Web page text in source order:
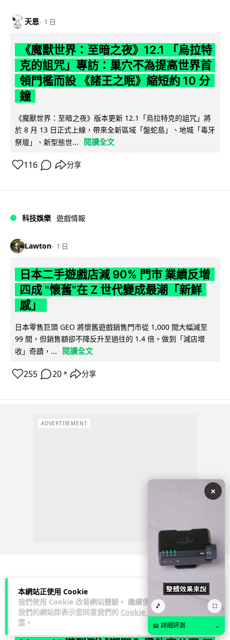
本網站正使用 Cookie
我們使用 Cookie 改善網站體驗。 繼續使用
我們的網站即表示您同意我們的 Cookie 政
策 。
天恩 1 日
《魔獸世界：至暗之夜》12.1 「烏拉特
克的詛咒」專訪：巢穴不為提高世界首
領門檻而設 《諸王之眠》縮短約 10 分
鐘
《魔獸世界：至暗之夜》版本更新 12.1「烏拉特克的詛咒」將
於 8 月 13 日正式上線，帶來全新區域「盤蛇島」、地城「毒牙
祭壇」、新型態世...
閱讀全文
116 分享
科技娛樂 遊戲情報
Lawton 1 日
日本二手遊戲店減 90% 門市 業績反增
四成 "懷舊"在 Z 世代變成最潮「新鮮
感」
日本零售巨頭 GEO 將懷舊遊戲銷售門市從 1,000 間大幅減至
99 間，但銷售額卻不降反升至過往的 1.4 倍。做到「減店增
收」奇蹟，...
閱讀全文
255 20 ↗ 分享
ADVERTISEMENT
人工智能
Vin 1 日
×
🎵 ⛶
📖 詳細評測 →